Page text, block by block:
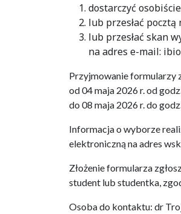
dostarczyć
lub przesłać
lub przesłać skan
na adres e-mail:
Przyjmowanie formularzy
od 04 maja 2026 r. od
do 08 maja 2026 r. do
Informacja o wyborze
elektroniczną na adres
Złożenie formularza
student lub studentka,
Osoba do kontaktu: dr